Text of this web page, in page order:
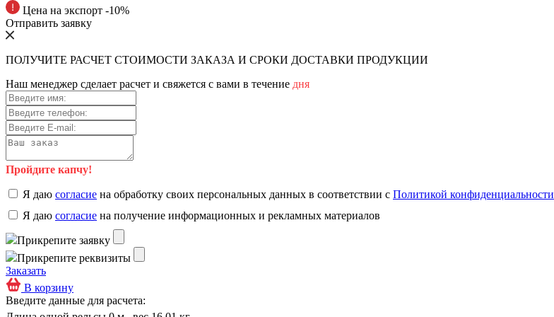
Цена на экспорт -10%
Отправить заявку
ПОЛУЧИТЕ РАСЧЕТ СТОИМОСТИ ЗАКАЗА И СРОКИ ДОСТАВКИ ПРОДУКЦИИ
Наш менеджер сделает расчет и свяжется с вами в течение дня
Пройдите капчу!
Я даю согласие на обработку своих персональных данных в соответствии с Политикой конфиденциальности
Я даю согласие на получение информационных и рекламных материалов
Прикрепите заявку
Прикрепите реквизиты
Заказать
В корзину
Введите данные для расчета: